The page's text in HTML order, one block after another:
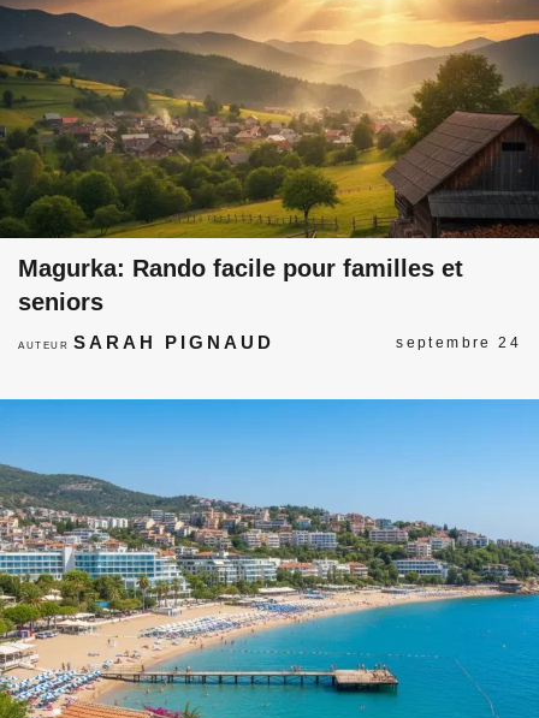
Magurka: Rando facile pour familles et
seniors
AUTEURSARAH PIGNAUD septembre 24